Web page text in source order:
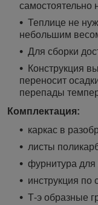
самостоятельно
Теплице не
небольшим
Для сборки
Конструкция
переносит
перепады
Комплектация:
каркас в
листы
фурнитура для
инструкция по
Т-э образные